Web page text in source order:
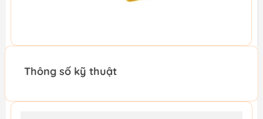
Thông số kỹ thuật